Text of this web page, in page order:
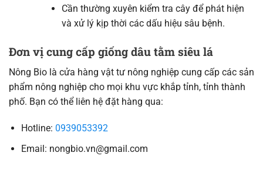
Cần thường xuyên kiểm tra cây để phát hiện
và xử lý kịp thời các dấu hiệu sâu bệnh.
Đơn vị cung cấp giống dâu tằm siêu lá
Nông Bio là cửa hàng vật tư nông nghiệp cung cấp các sản
phẩm nông nghiệp cho mọi khu vực khắp tỉnh, tỉnh thành
phố. Bạn có thể liên hệ đặt hàng qua:
Hotline: 0939053392
Email: nongbio.vn@gmail.com